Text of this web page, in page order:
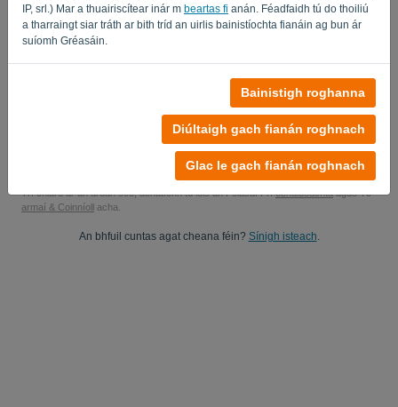
IP, srl.) Mar a thuairiscítear inár m beartas fi anán. Féadfaidh tú do thoiliú
a tharraingt siar tráth ar bith tríd an uirlis bainistíochta fianáin ag bun ár
suíomh Gréasáin.
Bainistigh roghanna
Diúltaigh gach fianán roghnach
Glac le gach fianán roghnach
Sea, is féidir leat staidéar a dhéanamh ar mo thuairiscintí táirgí..
Tosaigh do thriail saor in aisce
Ní gá aon chárta creidmheasa
Níl aon teaghráin ceangailte! 100% saor ó thiomantas
Trí chlárú ar an ardán seo, aontaíonn tú leis an Polasaí Príobháideachtaagus Té
armaí & Coinníoll acha.
An bhfuil cuntas agat cheana féin? Sínigh isteach.